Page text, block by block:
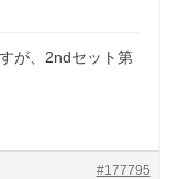
が、2ndセット第
#177795